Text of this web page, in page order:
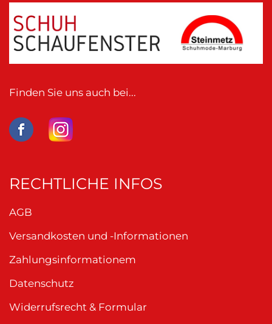
Finden Sie uns auch bei...
RECHTLICHE INFOS
AGB
Versandkosten und -Informationen
Zahlungsinformationem
Datenschutz
Widerrufsrecht & Formular